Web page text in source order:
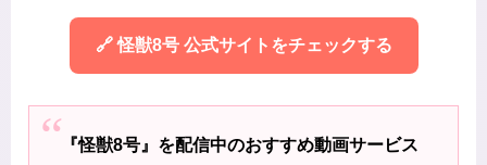
🔗 怪獣8号 公式サイトをチェックする
『怪獣8号』を配信中のおすすめ動画サービス